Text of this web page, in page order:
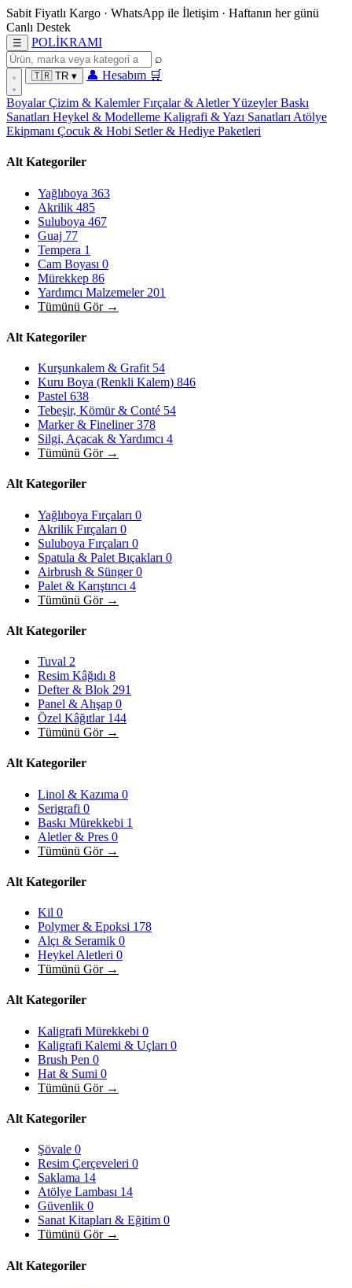
Sabit Fiyatlı Kargo · WhatsApp ile İletişim · Haftanın her günü
Canlı Destek
☰ POLİKRAMI
⌕
🇹🇷 TR ▾ 👤 Hesabım 🛒
BoyalarÇizim & KalemlerFırçalar & AletlerYüzeylerBaskı
Sanatları Heykel & Modelleme Kaligrafi & Yazı Sanatları Atölye
Ekipmanı Çocuk & Hobi Setler & Hediye Paketleri
Alt Kategoriler
Yağlıboya 363
Akrilik 485
Suluboya 467
Guaj 77
Tempera 1
Cam Boyası 0
Mürekkep 86
Yardımcı Malzemeler 201
Tümünü Gör →
Alt Kategoriler
Kurşunkalem & Grafit 54
Kuru Boya (Renkli Kalem) 846
Pastel 638
Tebeşir, Kömür & Conté 54
Marker & Fineliner378
Silgi, Açacak & Yardımcı 4
Tümünü Gör →
Alt Kategoriler
Yağlıboya Fırçaları 0
Akrilik Fırçaları 0
Suluboya Fırçaları 0
Spatula & Palet Bıçakları 0
Airbrush & Sünger0
Palet & Karıştırıcı 4
Tümünü Gör →
Alt Kategoriler
Tuval 2
Resim Kâğıdı 8
Defter & Blok 291
Panel & Ahşap 0
Özel Kâğıtlar 144
Tümünü Gör →
Alt Kategoriler
Linol & Kazıma 0
Serigrafi 0
Baskı Mürekkebi 1
Aletler & Pres 0
Tümünü Gör →
Alt Kategoriler
Kil 0
Polymer & Epoksi 178
Alçı & Seramik 0
Heykel Aletleri 0
Tümünü Gör →
Alt Kategoriler
Kaligrafi Mürekkebi 0
Kaligrafi Kalemi & Uçları 0
Brush Pen 0
Hat & Sumi 0
Tümünü Gör →
Alt Kategoriler
Şövale 0
Resim Çerçeveleri 0
Saklama 14
Atölye Lambası 14
Güvenlik 0
Sanat Kitapları & Eğitim 0
Tümünü Gör →
Alt Kategoriler